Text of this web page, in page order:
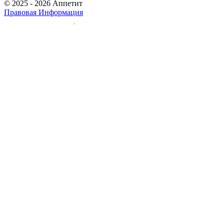
© 2025 - 2026 Аппетит
Правовая Информация